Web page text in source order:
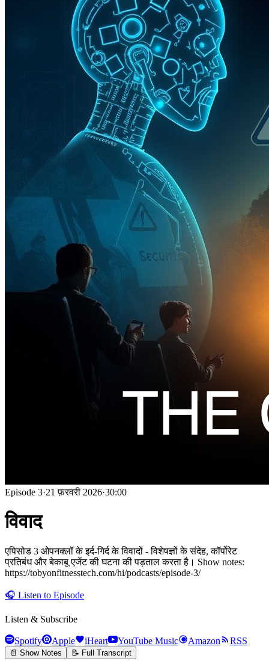
Episode 3·21 फ़रवरी 2026·30:00
विवाद
एपिसोड 3 ओपनक्लॉ के इर्द-गिर्द के विवादों - विशेषज्ञों के संदेह, कॉर्पोरेट
प्रतिबंध और बेकाबू एजेंट की घटना की पड़ताल करता है। Show notes:
https://tobyonfitnesstech.com/hi/podcasts/episode-3/
🎧 Listen to Episode
Listen & Subscribe
Spotify Apple iHeart YouTube Music Amazon RSS
📄 Show Notes 📝 Full Transcript